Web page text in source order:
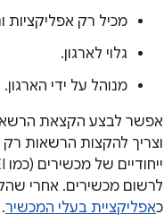
מכיל רק אפליקציות
גלוי לארגון.
מנוהל על ידי הארגון.
אפשר לבצע הקצאת
וצריך להקצות הרשאות
כאפליקציית בעלי המכשיר.